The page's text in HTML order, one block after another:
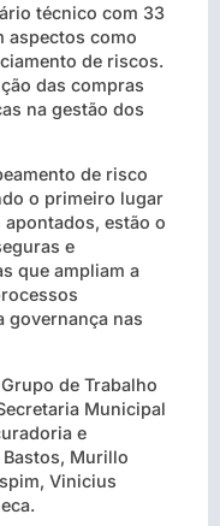
técnico com 33
aspectos como
de riscos.
das compras
na gestão dos
de risco
o primeiro lugar
estão o
e
que ampliam a
governança nas
de Trabalho
Municipal
e
Murillo
Vinicius